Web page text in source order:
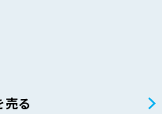
売る